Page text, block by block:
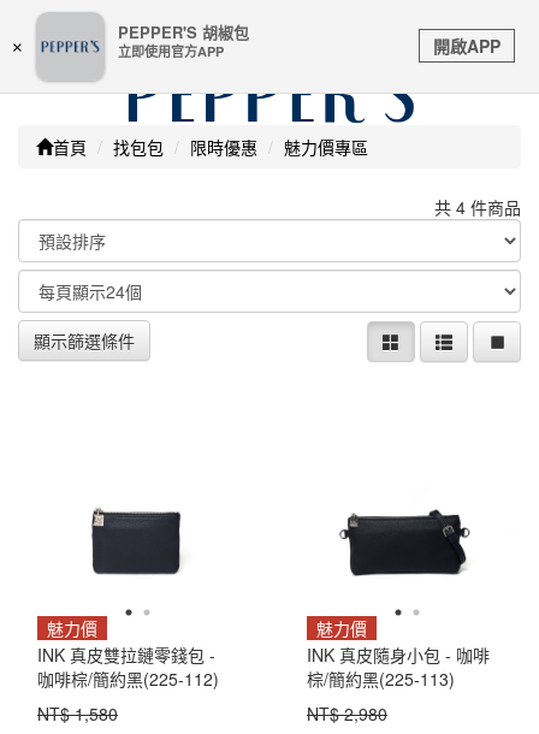
嚴防詐騙 | 本站未透過任何名義要求核對購物資訊 及 信用
卡號等私人資訊，請立即掛斷並撥打165反詐騙專線
Toggle
navigation
首頁 找包包 限時優惠 魅力價專區
共 4 件商品
顯示篩選條件
魅力價
INK 真皮雙拉鏈零錢包 -
咖啡棕/簡約黑(225-112)
NT$ 1,580
魅力價
INK 真皮隨身小包 - 咖啡
棕/簡約黑(225-113)
NT$ 2,980
×
PEPPER'S 胡椒包
立即使用官方APP 開啟APP